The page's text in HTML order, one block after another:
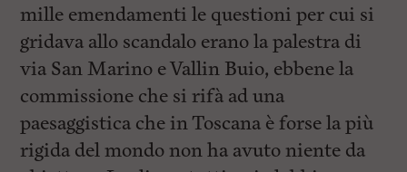
mille emendamenti le questioni per cui si
gridava allo scandalo erano la palestra di
via San Marino e Vallin Buio, ebbene la
commissione che si rifà ad una
paesaggistica che in Toscana è forse la più
rigida del mondo non ha avuto niente da